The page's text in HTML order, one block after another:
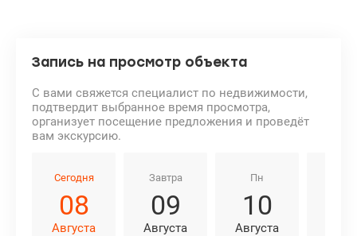
Запись на просмотр объекта
С вами свяжется специалист по недвижимости,
подтвердит выбранное время просмотра,
организует посещение предложения и проведёт
вам экскурсию.
Сегодня
08
Августа
Завтра
09
Августа
Пн
10
Августа